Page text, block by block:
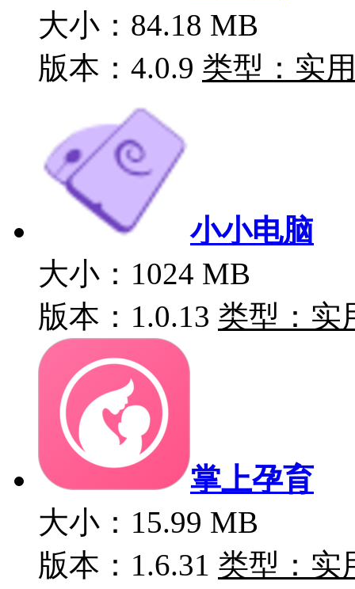
大小：84.18 MB
版本：4.0.9 类型：实
小小电脑
大小：1024 MB
版本：1.0.13 类型：实
掌上孕育
大小：15.99 MB
版本：1.6.31 类型：实